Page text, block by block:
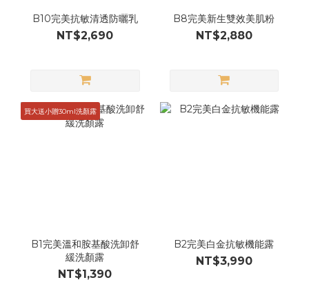
B10完美抗敏清透防曬乳
NT$2,690
B8完美新生雙效美肌粉
NT$2,880
買大送小贈30ml洗顏露
B1完美溫和胺基酸洗卸舒
緩洗顏露
NT$1,390
B2完美白金抗敏機能露
NT$3,990